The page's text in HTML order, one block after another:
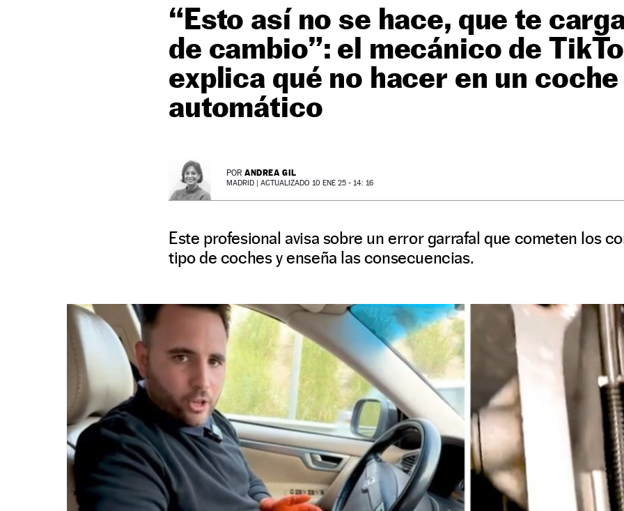
“Esto así no se hace, que te
de cambio”: el mecánico de
explica qué no hacer en un coche
automático
POR ANDREA GIL
MADRID | ACTUALIZADO 10 ENE 25 - 14: 16
Este profesional avisa sobre un error garrafal que cometen los
tipo de coches y enseña las consecuencias.